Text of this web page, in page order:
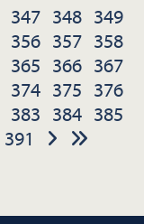
347 348 349
356 357 358
365 366 367
374 375 376
383 384 385
391